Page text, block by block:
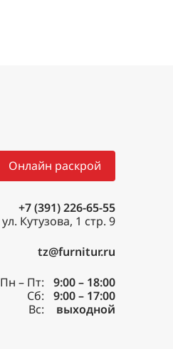
Онлайн раскрой
+7 (391) 226-65-55
ул. Кутузова, 1 стр. 9
tz@furnitur.ru
Пн – Пт:
9:00 – 18:00
Сб:
9:00 – 17:00
Вс:
выходной